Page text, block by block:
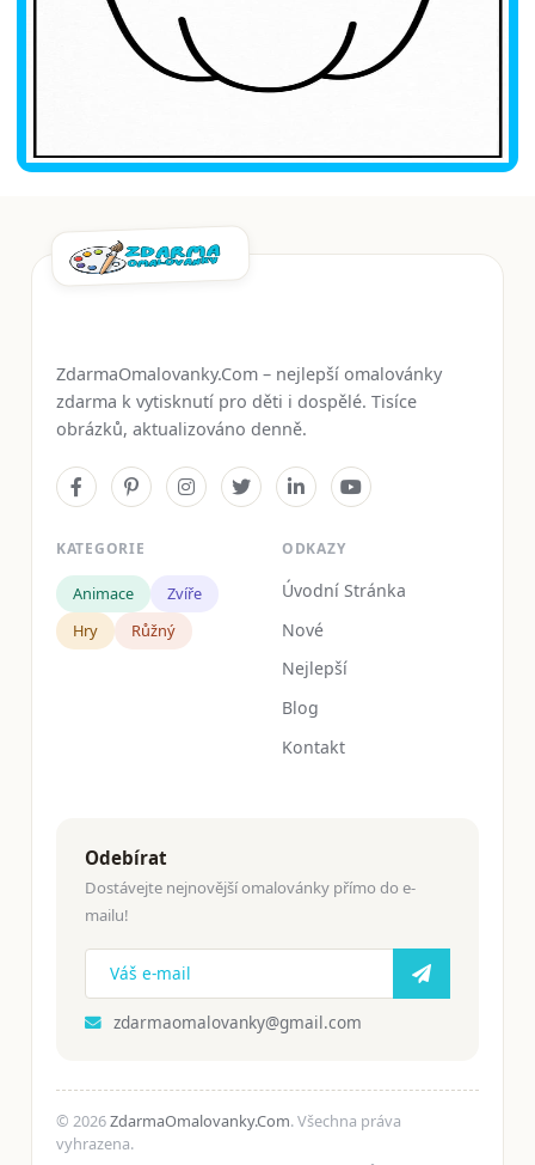
ZdarmaOmalovanky.Com – nejlepší omalovánky
zdarma k vytisknutí pro děti i dospělé. Tisíce
obrázků, aktualizováno denně.
KATEGORIE
Animace
Zvíře
Hry
Růžný
ODKAZY
Úvodní Stránka
Nové
Nejlepší
Blog
Kontakt
Odebírat
Dostávejte nejnovější omalovánky přímo do e-
mailu!
zdarmaomalovanky@gmail.com
© 2026ZdarmaOmalovanky.Com. Všechna práva
vyhrazena.